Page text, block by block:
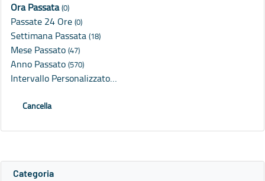
Ora Passata(0)
Passate 24 Ore (0)
Settimana Passata (18)
Mese Passato (47)
Anno Passato (570)
Intervallo Personalizzato…
Cancella
Categoria